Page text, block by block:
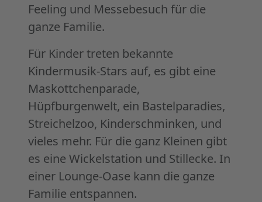
Feeling und Messebesuch für die
ganze Familie.
Für Kinder treten bekannte
Kindermusik-Stars auf, es gibt eine
Maskottchenparade,
Hüpfburgenwelt, ein Bastelparadies,
Streichelzoo, Kinderschminken, und
vieles mehr. Für die ganz Kleinen gibt
es eine Wickelstation und Stillecke. In
einer Lounge-Oase kann die ganze
Familie entspannen.